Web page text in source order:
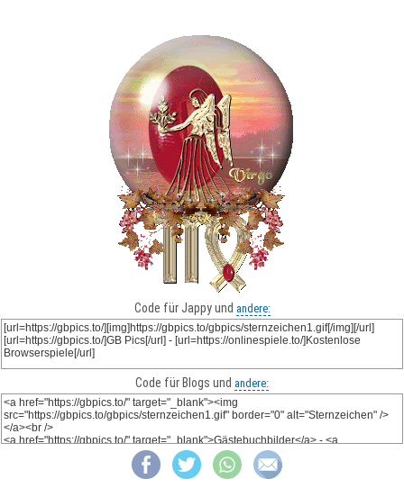
Code für Jappy und andere:
Code für Blogs und andere: